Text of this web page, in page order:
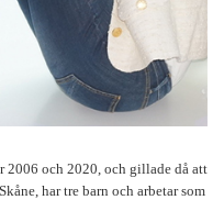
och 2020, och gillade då att
har tre barn och arbetar som